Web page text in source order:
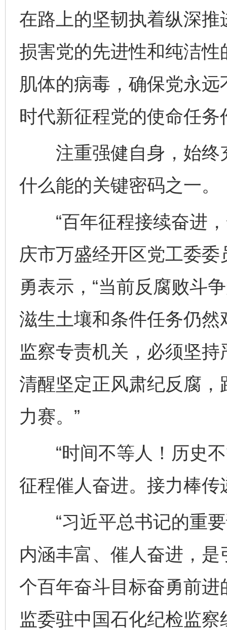
在路上的坚韧执着纵深
损害党的先进性和纯洁
肌体的病毒，确保党永
时代新征程党的使命任
注重强健自身，始终
什么能的关键密码之一。
“百年征程接续奋进，
庆市万盛经开区党工委
勇表示，“当前反腐败斗
滋生土壤和条件任务仍
监察专责机关，必须坚
清醒坚定正风肃纪反腐
力赛。”
“时间不等人！历史不
征程催人奋进。接力棒
“习近平总书记的重要
内涵丰富、催人奋进，
个百年奋斗目标奋勇前进
监委驻中国石化纪检监